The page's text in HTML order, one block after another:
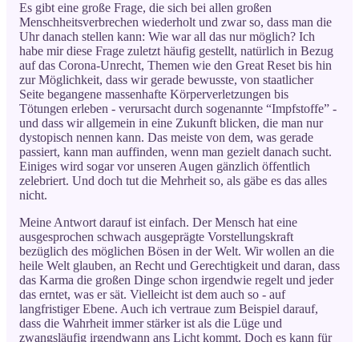
Es gibt eine große Frage, die sich bei allen großen
Menschheitsverbrechen wiederholt und zwar so, dass man die
Uhr danach stellen kann: Wie war all das nur möglich? Ich
habe mir diese Frage zuletzt häufig gestellt, natürlich in Bezug
auf das Corona-Unrecht, Themen wie den Great Reset bis hin
zur Möglichkeit, dass wir gerade bewusste, von staatlicher
Seite begangene massenhafte Körperverletzungen bis
Tötungen erleben - verursacht durch sogenannte “Impfstoffe” -
und dass wir allgemein in eine Zukunft blicken, die man nur
dystopisch nennen kann. Das meiste von dem, was gerade
passiert, kann man auffinden, wenn man gezielt danach sucht.
Einiges wird sogar vor unseren Augen gänzlich öffentlich
zelebriert. Und doch tut die Mehrheit so, als gäbe es das alles
nicht.
Meine Antwort darauf ist einfach. Der Mensch hat eine
ausgesprochen schwach ausgeprägte Vorstellungskraft
bezüglich des möglichen Bösen in der Welt. Wir wollen an die
heile Welt glauben, an Recht und Gerechtigkeit und daran, dass
das Karma die großen Dinge schon irgendwie regelt und jeder
das erntet, was er sät. Vielleicht ist dem auch so - auf
langfristiger Ebene. Auch ich vertraue zum Beispiel darauf,
dass die Wahrheit immer stärker ist als die Lüge und
zwangsläufig irgendwann ans Licht kommt. Doch es kann für